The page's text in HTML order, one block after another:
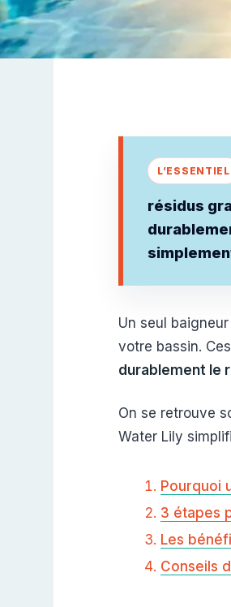
résidus
Un seul
votre bassin.
durablement le
On se retrouve
Water Lily
Pourquoi
3 étapes
Les
Conseils